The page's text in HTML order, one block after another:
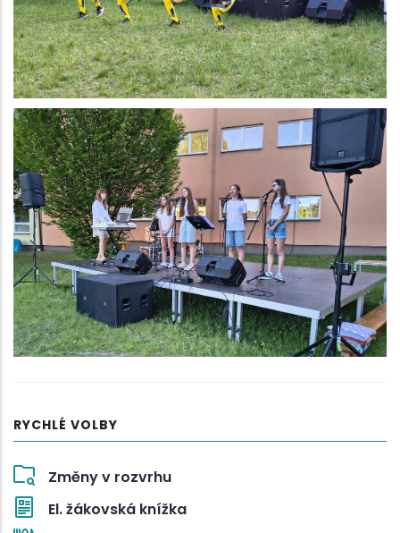
RYCHLÉ VOLBY
Změny v rozvrhu
El. žákovská knížka